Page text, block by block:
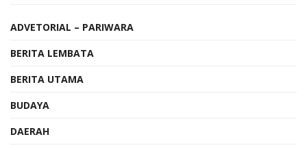
ADVETORIAL – PARIWARA
BERITA LEMBATA
BERITA UTAMA
BUDAYA
DAERAH